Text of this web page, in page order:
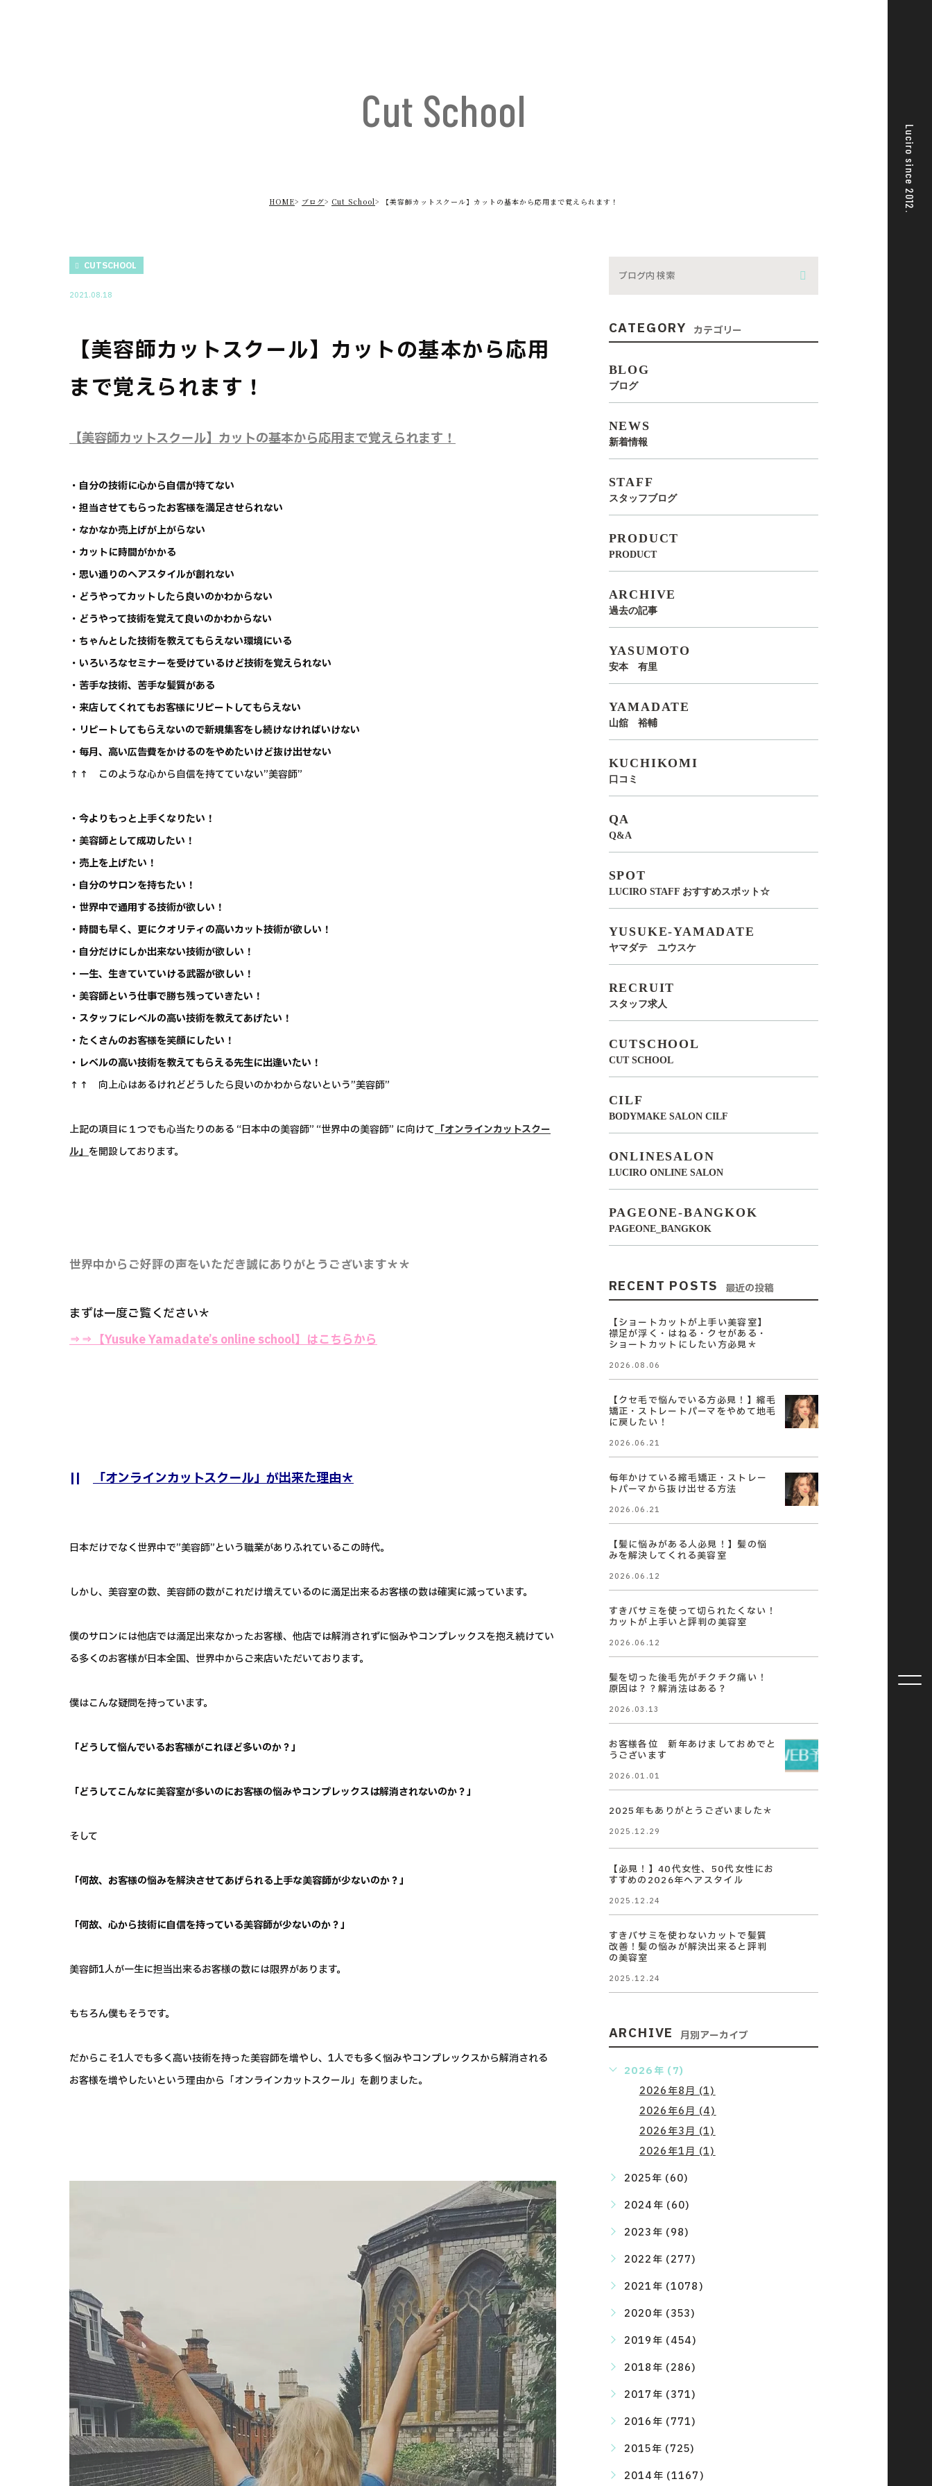
Luciro since 2012.
Cut School
HOME ブログ Cut School 【美容師カットスクール】カットの基本から応用まで覚えられます！
CUTSCHOOL
2021.08.18
【美容師カットスクール】カットの基本から応用
まで覚えられます！
【美容師カットスクール】カットの基本から応用まで覚えられます！
・自分の技術に心から自信が持てない
・担当させてもらったお客様を満足させられない
・なかなか売上げが上がらない
・カットに時間がかかる
・思い通りのヘアスタイルが創れない
・どうやってカットしたら良いのかわからない
・どうやって技術を覚えて良いのかわからない
・ちゃんとした技術を教えてもらえない環境にいる
・いろいろなセミナーを受けているけど技術を覚えられない
・苦手な技術、苦手な髪質がある
・来店してくれてもお客様にリピートしてもらえない
・リピートしてもらえないので新規集客をし続けなければいけない
・毎月、高い広告費をかけるのをやめたいけど抜け出せない
↑↑ このような心から自信を持てていない”美容師”
・今よりもっと上手くなりたい！
・美容師として成功したい！
・売上を上げたい！
・自分のサロンを持ちたい！
・世界中で通用する技術が欲しい！
・時間も早く、更にクオリティの高いカット技術が欲しい！
・自分だけにしか出来ない技術が欲しい！
・一生、生きていていける武器が欲しい！
・美容師という仕事で勝ち残っていきたい！
・スタッフにレベルの高い技術を教えてあげたい！
・たくさんのお客様を笑顔にしたい！
・レベルの高い技術を教えてもらえる先生に出逢いたい！
↑↑ 向上心はあるけれどどうしたら良いのかわからないという”美容師”
上記の項目に１つでも心当たりのある “日本中の美容師” “世界中の美容師” に向けて 「オンラインカットスクー
ル」 を開設しております。
世界中からご好評の声をいただき誠にありがとうございます＊＊
まずは一度ご覧ください＊
⇒⇒【Yusuke Yamadate’s online school】はこちらから
|| 「オンラインカットスクール」が出来た理由＊
日本だけでなく世界中で”美容師”という職業がありふれているこの時代。
しかし、美容室の数、美容師の数がこれだけ増えているのに満足出来るお客様の数は確実に減っています。
僕のサロンには他店では満足出来なかったお客様、他店では解消されずに悩みやコンプレックスを抱え続けてい
る多くのお客様が日本全国、世界中からご来店いただいております。
僕はこんな疑問を持っています。
「どうして悩んでいるお客様がこれほど多いのか？」
「どうしてこんなに美容室が多いのにお客様の悩みやコンプレックスは解消されないのか？」
そして
「何故、お客様の悩みを解決させてあげられる上手な美容師が少ないのか？」
「何故、心から技術に自信を持っている美容師が少ないのか？」
美容師1人が一生に担当出来るお客様の数には限界があります。
もちろん僕もそうです。
だからこそ1人でも多く高い技術を持った美容師を増やし、1人でも多く悩みやコンプレックスから解消される
お客様を増やしたいという理由から「オンラインカットスクール」を創りました。
CATEGORY カテゴリー
BLOG
ブログ
NEWS
新着情報
STAFF
スタッフブログ
PRODUCT
PRODUCT
ARCHIVE
過去の記事
YASUMOTO
安本 有里
YAMADATE
山舘 裕輔
KUCHIKOMI
口コミ
QA
Q&A
SPOT
LUCIRO STAFF おすすめスポット☆
YUSUKE-YAMADATE
ヤマダテ ユウスケ
RECRUIT
スタッフ求人
CUTSCHOOL
CUT SCHOOL
CILF
BODYMAKE SALON CILF
ONLINESALON
LUCIRO ONLINE SALON
PAGEONE-BANGKOK
PAGEONE_BANGKOK
RECENT POSTS 最近の投稿
【ショートカットが上手い美容室】
襟足が浮く・はねる・クセがある・
ショートカットにしたい方必見＊
2026.08.06
【クセ毛で悩んでいる方必見！】縮毛
矯正・ストレートパーマをやめて地毛
に戻したい！
2026.06.21
毎年かけている縮毛矯正・ストレー
トパーマから抜け出せる方法
2026.06.21
【髪に悩みがある人必見！】髪の悩
みを解決してくれる美容室
2026.06.12
すきバサミを使って切られたくない！
カットが上手いと評判の美容室
2026.06.12
髪を切った後毛先がチクチク痛い！
原因は？？解消法はある？
2026.03.13
お客様各位 新年あけましておめでと
うございます
2026.01.01
2025年もありがとうございました＊
2025.12.29
【必見！】40代女性、50代女性にお
すすめの2026年ヘアスタイル
2025.12.24
すきバサミを使わないカットで髪質
改善！髪の悩みが解決出来ると評判
の美容室
2025.12.24
ARCHIVE 月別アーカイブ
2026年 (7)
2026年8月 (1)
2026年6月 (4)
2026年3月 (1)
2026年1月 (1)
2025年 (60)
2024年 (60)
2023年 (98)
2022年 (277)
2021年 (1078)
2020年 (353)
2019年 (454)
2018年 (286)
2017年 (371)
2016年 (771)
2015年 (725)
2014年 (1167)